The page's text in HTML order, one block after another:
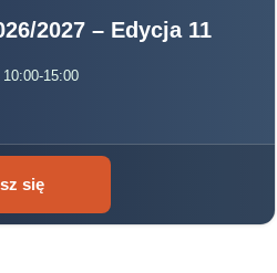
2027 – Edycja 11
15:00
się